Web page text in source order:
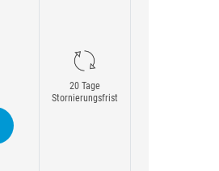
20 Tage
Stornierungsfrist